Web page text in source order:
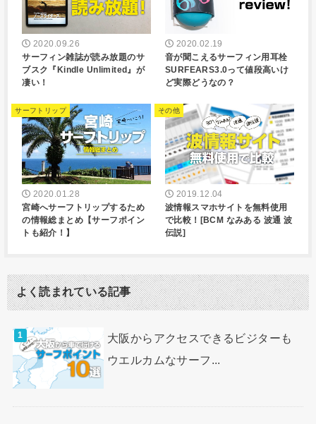
2020.09.26
サーフィン雑誌が読み放題のサ
ブスク『Kindle Unlimited』が
凄い！
2020.02.19
音が聞こえるサーフィン用耳栓
SURFEARS3.0って値段高いけ
ど実際どうなの？
サーフトリップ
2020.01.28
宮崎へサーフトリップするため
の情報総まとめ【サーフポイン
トも紹介！】
その他
2019.12.04
波情報スマホサイトを無料使用
で比較！[BCM なみある 波通 波
伝説]
よく読まれている記事
大阪からアクセスできるビジターも
ウエルカムなサーフ...